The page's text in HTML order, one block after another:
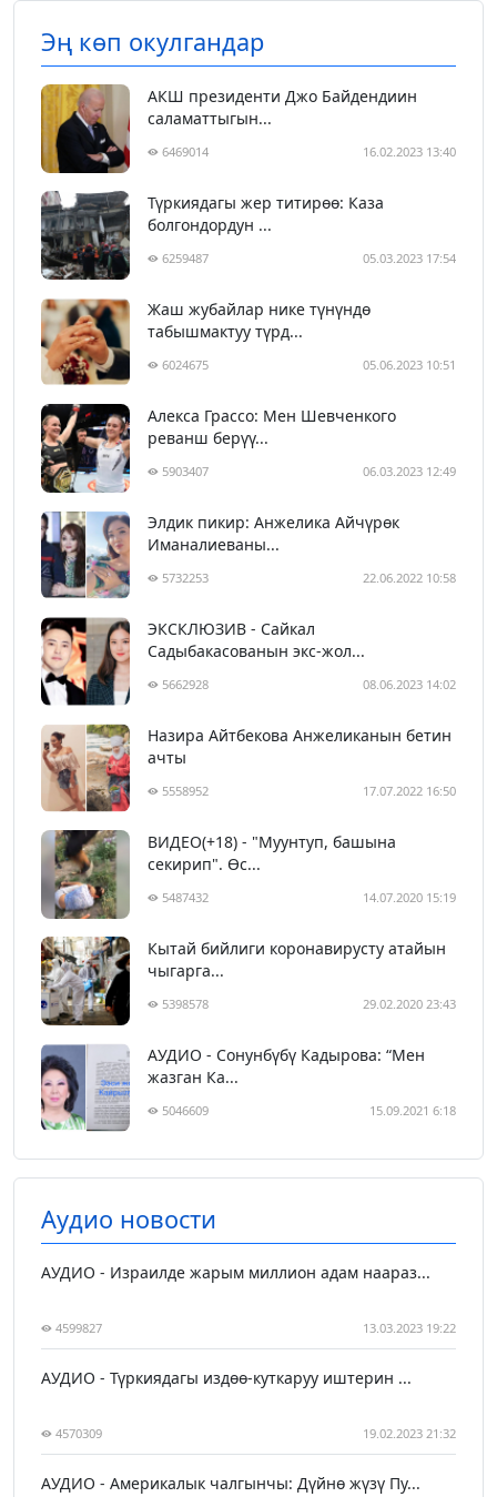
Эң көп окулгандар
АКШ президенти Джо Байдендиин
саламаттыгын...
6469014 16.02.2023 13:40
Түркиядагы жер титирөө: Каза
болгондордун ...
6259487 05.03.2023 17:54
Жаш жубайлар нике түнүндө
табышмактуу түрд...
6024675 05.06.2023 10:51
Алекса Грассо: Мен Шевченкого
реванш берүү...
5903407 06.03.2023 12:49
Элдик пикир: Анжелика Айчүрөк
Иманалиеваны...
5732253 22.06.2022 10:58
ЭКСКЛЮЗИВ - Сайкал
Садыбакасованын экс-жол...
5662928 08.06.2023 14:02
Назира Айтбекова Анжеликанын бетин
ачты
5558952 17.07.2022 16:50
ВИДЕО(+18) - "Муунтуп, башына
секирип". Өс...
5487432 14.07.2020 15:19
Кытай бийлиги коронавирусту атайын
чыгарга...
5398578 29.02.2020 23:43
АУДИО - Сонунбүбү Кадырова: “Мен
жазган Ка...
5046609 15.09.2021 6:18
Аудио новости
АУДИО - Израилде жарым миллион адам наараз...
4599827 13.03.2023 19:22
АУДИО - Түркиядагы издөө-куткаруу иштерин ...
4570309 19.02.2023 21:32
АУДИО - Америкалык чалгынчы: Дүйнө жүзү Пу...